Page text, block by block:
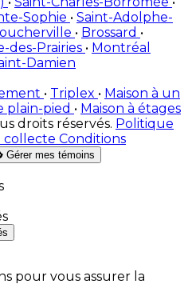
Sophie • Saint-Adolphe-
• Brossard •
des-Prairies • Montréal
Damien
• Triplex • Maison à un
plain-pied • Maison à étages
droits réservés. Politique
collecte Conditions
Gérer mes témoins
pour vous assurer la